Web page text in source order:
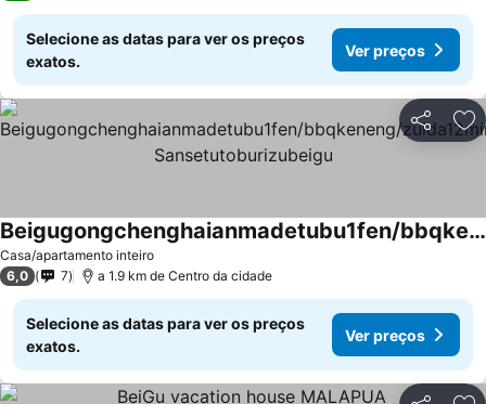
Selecione as datas para ver os preços
exatos.
Ver preços
Partilhar
Casa/apartamento inteiro
Beigugongchenghaianmadetubu1fen/bbqkeneng/zuida12ming/shishezhoubianosiyarenakahueyayinshidianduoshu Sansetutoburizubeigu
Ver preços
6,0 7 a 1.9 km de Centro da cidade
Selecione as datas para ver os preços
exatos.
Ver preços